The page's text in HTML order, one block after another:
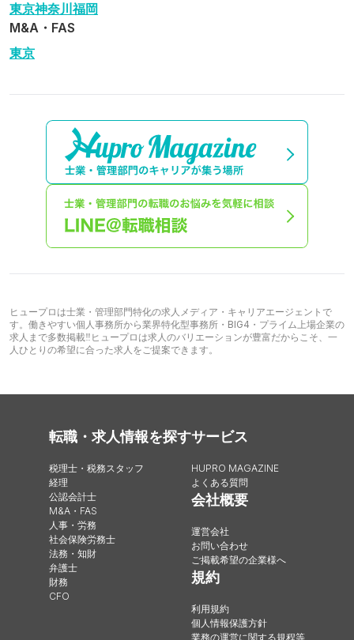
東京神奈川福岡
M&A・FAS
東京
ヒュープロは士業・管理部門特化の求人メディア・キャリアエージェントで
す。働きやすい個人事務所から業界特化型事務所・BIG4・プライム上場企業の
求人まで多数掲載‼︎ヒュープロは求人のバリエーションが豊富だからこそ、一
人ひとりの希望に合った求人をご提案できます。
転職・求人情報を探す
税理士・税務スタッフ
経理
公認会計士
M&A・FAS
人事・労務
社会保険労務士
法務・知財
弁護士
財務
CFO
サービス
HUPRO MAGAZINE
よくある質問
会社概要
運営会社
お問い合わせ
ご掲載希望の企業様へ
規約
利用規約
個人情報保護方針
業務の運営に関する規程等